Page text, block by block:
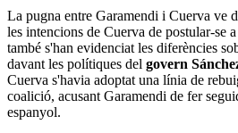
La pugna entre Garamendi i Cuerva ve
les intencions de Cuerva de postular-se
també s'han evidenciat les diferències
davant les polítiques del govern
Cuerva s'havia adoptat una línia de
coalició, acusant Garamendi de fer
espanyol.